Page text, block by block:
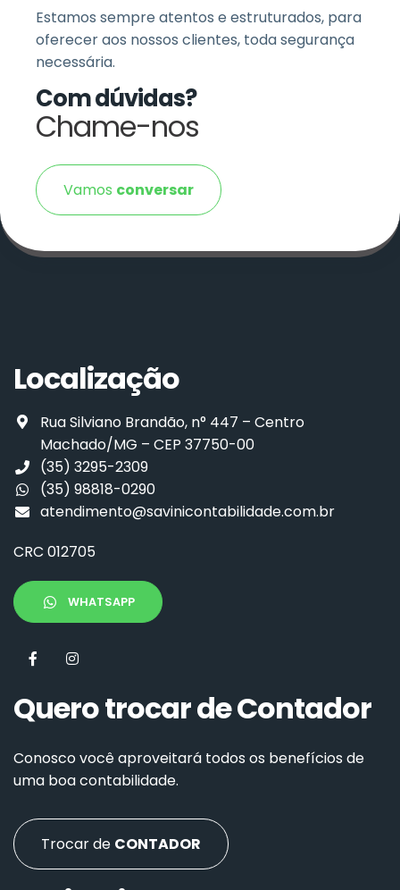
Estamos sempre atentos e estruturados, para
oferecer aos nossos clientes, toda segurança
necessária.
Com dúvidas?
Chame-nos
Vamos conversar
Localização
Rua Silviano Brandão, n° 447 – Centro
Machado/MG – CEP 37750-00
(35) 3295-2309
(35) 98818-0290
atendimento@savinicontabilidade.com.br
CRC 012705
WHATSAPP
Quero trocar de Contador
Conosco você aproveitará todos os benefícios de
uma boa contabilidade.
Trocar de CONTADOR